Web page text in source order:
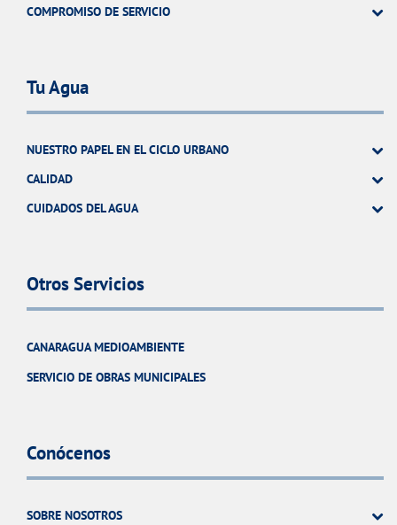
COMPROMISO DE SERVICIO
Tu Agua
NUESTRO PAPEL EN EL CICLO URBANO
CALIDAD
CUIDADOS DEL AGUA
Otros Servicios
CANARAGUA MEDIOAMBIENTE
SERVICIO DE OBRAS MUNICIPALES
Conócenos
SOBRE NOSOTROS